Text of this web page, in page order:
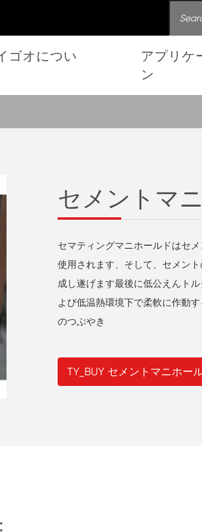
ゴオについ
アプリケ
ン
セメントマ
セマティングマニホールドはセ
使用されます、そして、セメン
成し遂げます最後に低公えんト
よび低温熱環境下で柔軟に作動
のつぶやき
TY_BUY セメントマニホー